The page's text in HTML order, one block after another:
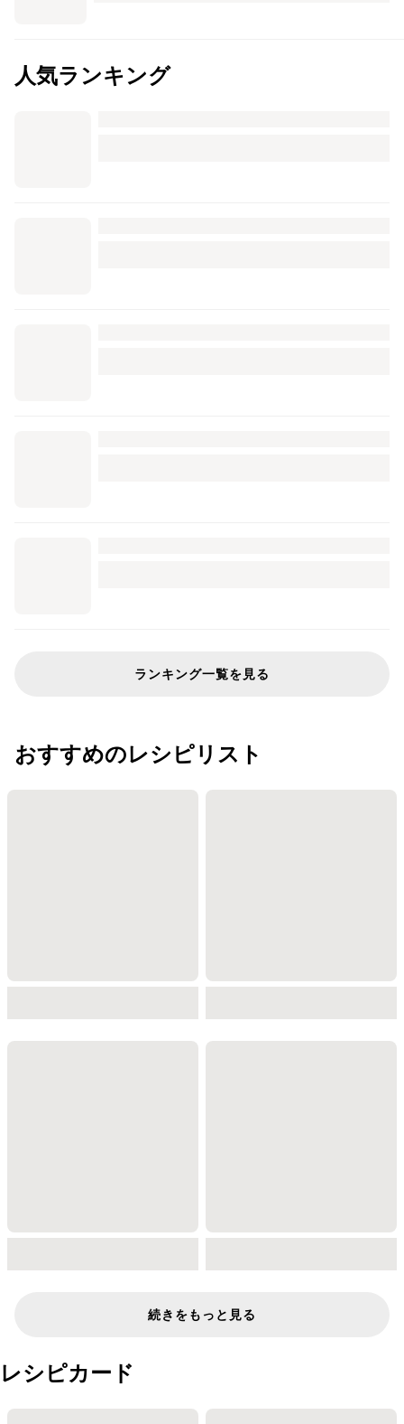
人気ランキング
ランキング一覧を見る
おすすめのレシピリスト
続きをもっと見る
レシピカード